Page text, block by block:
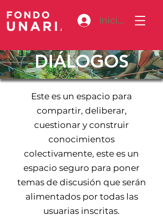
Iniciar sesión
DIÁLOGOS
Este es un espacio para
compartir, deliberar,
cuestionar y construir
conocimientos
colectivamente, este es un
espacio seguro para poner
temas de discusión que serán
alimentados por todas las
usuarias inscritas.